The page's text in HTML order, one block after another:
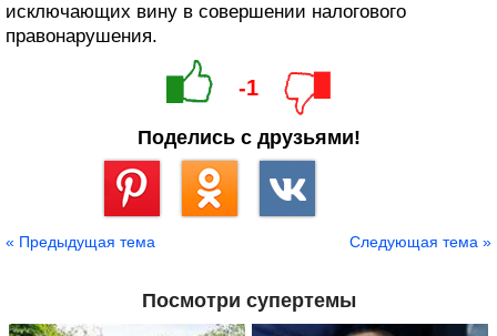
исключающих вину в совершении налогового
правонарушения.
-1
Поделись с друзьями!
« Предыдущая тема Следующая тема »
Посмотри супертемы